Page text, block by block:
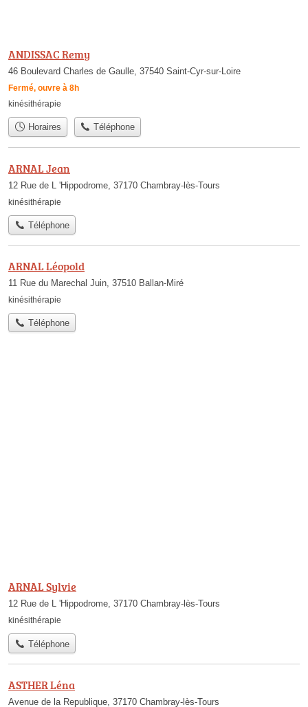
ANDISSAC Remy
46 Boulevard Charles de Gaulle, 37540 Saint-Cyr-sur-Loire
Fermé, ouvre à 8h
kinésithérapie
Horaires Téléphone
ARNAL Jean
12 Rue de L 'Hippodrome, 37170 Chambray-lès-Tours
kinésithérapie
Téléphone
ARNAL Léopold
11 Rue du Marechal Juin, 37510 Ballan-Miré
kinésithérapie
Téléphone
ARNAL Sylvie
12 Rue de L 'Hippodrome, 37170 Chambray-lès-Tours
kinésithérapie
Téléphone
ASTHER Léna
Avenue de la Republique, 37170 Chambray-lès-Tours